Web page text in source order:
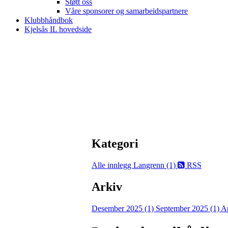
Støtt oss
Våre sponsorer og samarbeidspartnere
Klubbhåndbok
Kjelsås IL hovedside
Kategori
Alle innlegg Langrenn (1) RSS
Arkiv
Desember 2025 (1) September 2025 (1)